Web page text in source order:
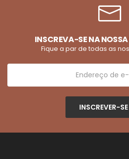
INSCREVA-SE NA
Fique a par de todas as
INSCREVER-SE